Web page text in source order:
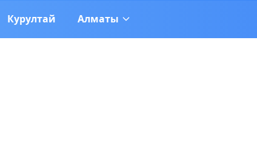
Курултай Алматы